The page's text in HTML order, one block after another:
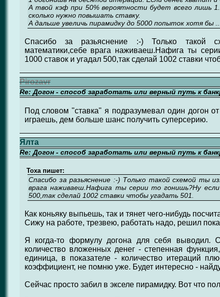
А твой кэф при 50% вероятности будет всего лишь
сколько нужно повышать ставку.
А дальше увеличь пирамидку до 5000 попыток хотя бы
Спасибо за разьяснение :-) Только такой
математики,себе врага наживаеш.Нафига ты
1000 ставок и угадал 500,так сделай 1002 ставки
Pirozavr
Re: Догон - способ заработать или верный путь к
Под словом "ставка" я подразумевал один догон
играешь, дем больше шанс получить суперсерию.
Ялта
Re: Догон - способ заработать или верный путь к
Toxa пишет:
Спасибо за разьяснение :-) Только такой схемой ты
врага наживаеш.Нафига ты серии то гонишь?Ну
500,так сделай 1002 ставки чтобы угадать 501.
Как коньяку выпьешь, так и тянет чего-нибудь
Сижу на работе, трезвею, работать надо, решил пока
Я когда-то формулу догона для себя выводил.
количество вложенных денег - степенная
единица, в показателе - количество итераций
коэффициент, не помню уже. Будет интересно -
Сейчас просто забил в экселе пирамидку. Вот что